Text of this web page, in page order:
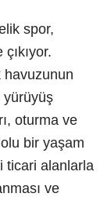
spor,
havuzunun
yürüyüş
oturma ve
bir yaşam
ticari alanlarla
ve